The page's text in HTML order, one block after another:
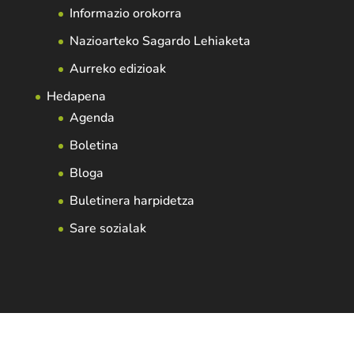
Informazio orokorra
Nazioarteko Sagardo Lehiaketa
Aurreko edizioak
Hedapena
Agenda
Boletina
Bloga
Buletinera harpidetza
Sare sozialak